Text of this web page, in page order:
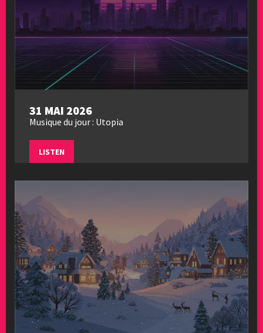
31 MAI 2026
Musique du jour : Utopia
LISTEN